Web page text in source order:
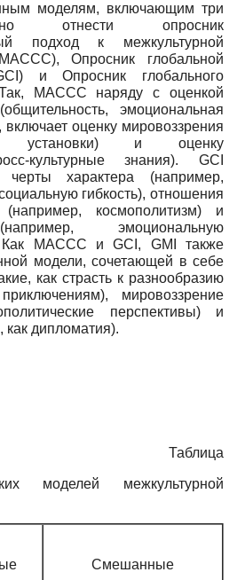
моделям, включающим три
отнести опросник
подход к межкультурной
Опросник глобальной
и Опросник глобального
MACCC наряду с оценкой
эмоциональная
включает оценку мировоззрения
установки) и оценку
культурные знания). GCI
характера (например,
гибкость), отношения
космополитизм) и
эмоциональную
Как MACCC и GCI, GMI также
модели, сочетающей в себе
как страсть к разнообразию
мировоззрение
перспективы) и
как дипломатия).
Таблица
моделей межкультурной
Смешанные